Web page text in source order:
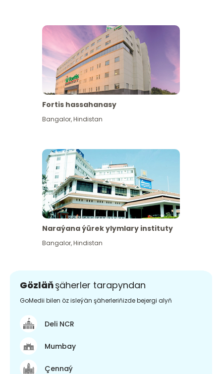
Fortis hassahanasy
Bangalor,Hindistan
Naraýana ýürek ylymlary instituty
Bangalor,Hindistan
Gözläňşäherler tarapyndan
GoMedii bilen öz isleýän şäherleriňizde bejergi alyň
Deli NCR
Mumbay
Çennaý